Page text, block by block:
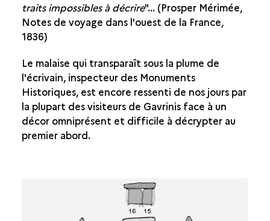
APPRENDRE À LIRE GAVRINIS
LES DÉCORS ANCIENS
traits impossibles à décrire"... (Prosper Mérimée,
Notes de voyage dans l'ouest de la France,
1836)
Le malaise qui transparaît sous la plume de
l'écrivain, inspecteur des Monuments
Historiques, est encore ressenti de nos jours par
la plupart des visiteurs de Gavrinis face à un
décor omniprésent et difficile à décrypter au
premier abord.